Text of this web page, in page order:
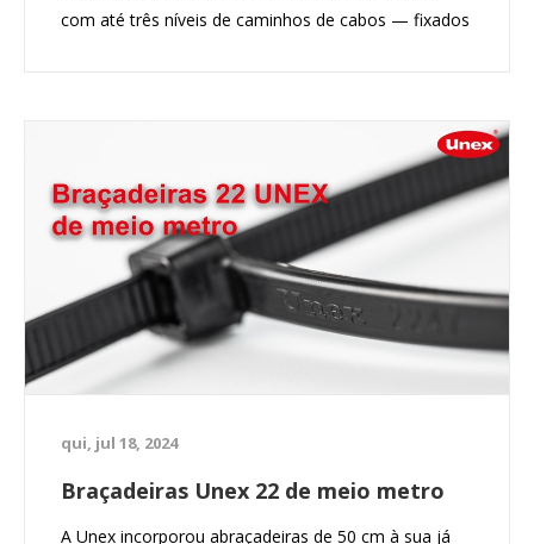
com até três níveis de caminhos de cabos — fixados
qui, jul 18, 2024
Braçadeiras Unex 22 de meio metro
A Unex incorporou abraçadeiras de 50 cm à sua já